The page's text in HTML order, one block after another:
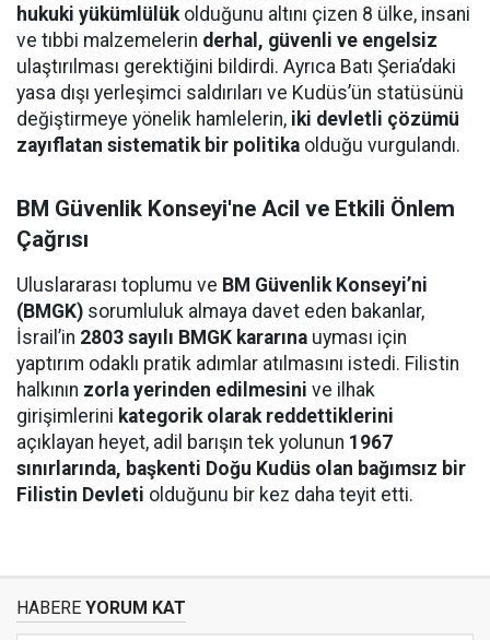
hukuki yükümlülük olduğunu altını çizen 8 ülke, insani
ve tıbbi malzemelerin derhal, güvenli ve engelsiz
ulaştırılması gerektiğini bildirdi. Ayrıca Batı Şeria’daki
yasa dışı yerleşimci saldırıları ve Kudüs’ün statüsünü
değiştirmeye yönelik hamlelerin, iki devletli çözümü
zayıflatan sistematik bir politika olduğu vurgulandı.
BM Güvenlik Konseyi'ne Acil ve Etkili Önlem
Çağrısı
Uluslararası toplumu ve BM Güvenlik Konseyi’ni
(BMGK) sorumluluk almaya davet eden bakanlar,
İsrail’in 2803 sayılı BMGK kararına uyması için
yaptırım odaklı pratik adımlar atılmasını istedi. Filistin
halkının zorla yerinden edilmesini ve ilhak
girişimlerini kategorik olarak reddettiklerini
açıklayan heyet, adil barışın tek yolunun 1967
sınırlarında, başkenti Doğu Kudüs olan bağımsız bir
Filistin Devleti olduğunu bir kez daha teyit etti.
HABERE YORUM KAT